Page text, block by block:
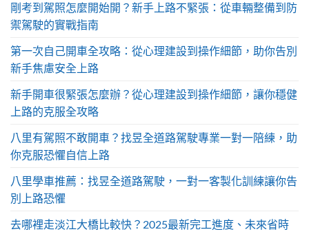
剛考到駕照怎麼開始開？新手上路不緊張：從車輛整備到防
禦駕駛的實戰指南
第一次自己開車全攻略：從心理建設到操作細節，助你告別
新手焦慮安全上路
新手開車很緊張怎麼辦？從心理建設到操作細節，讓你穩健
上路的克服全攻略
八里有駕照不敢開車？找昱全道路駕駛專業一對一陪練，助
你克服恐懼自信上路
八里學車推薦：找昱全道路駕駛，一對一客製化訓練讓你告
別上路恐懼
去哪裡走淡江大橋比較快？2025最新完工進度、未來省時